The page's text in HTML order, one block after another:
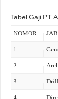
Tabel Gaji PT
NOMOR
1
2
3
4